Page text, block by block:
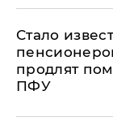
Стало
продлят
ПФУ